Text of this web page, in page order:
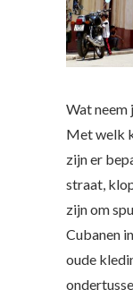
Wat neem
Met welk
zijn er
straat,
zijn om
Cubanen
oude